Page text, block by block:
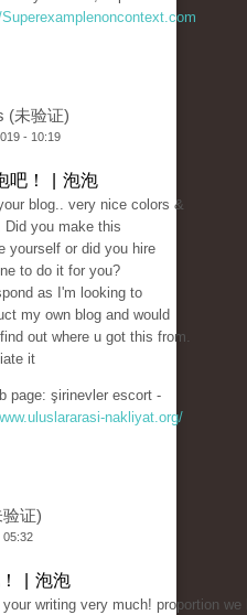
(未验证)
- 10:19
吧！ | 泡泡
blog.. very nice colors &
Did you make this
yourself or did you hire
to do it for you?
as I'm looking to
my own blog and would
out where u got this from.
it
page: şirinevler escort -
nakliyat.org/
证)
05:32
| 泡泡
writing very much! proportion we